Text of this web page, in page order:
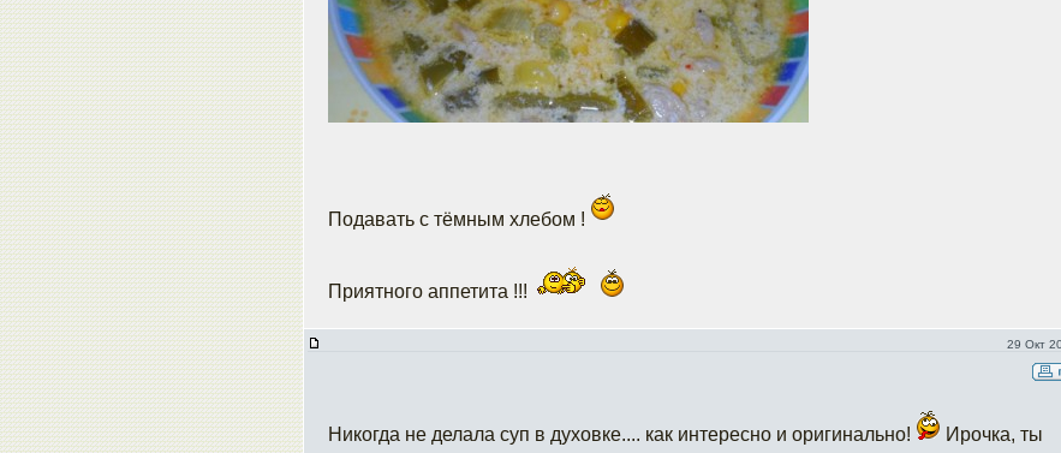
Подавать с тёмным хлебом !
Приятного аппетита !!!
29 Окт
Никогда не делала суп в духовке.... как интересно и оригинально!
Ирочка, ты